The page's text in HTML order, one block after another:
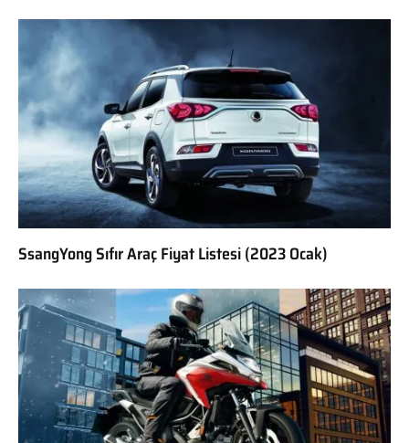
SsangYong Sıfır Araç Fiyat Listesi (2023 Ocak)